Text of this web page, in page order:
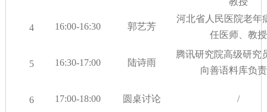
4 16:00-16:30 郭艺芳
河北省人民医院老年
任医师、教授
5 16:30-17:00 陆诗雨
腾讯研究院高级
向善语料库负
6 17:00-18:00 圆桌讨论 /